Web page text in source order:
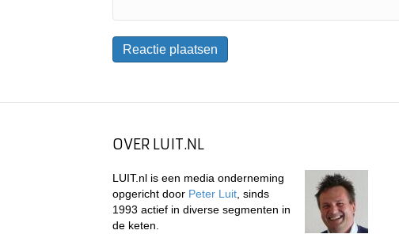
OVER LUIT.NL
LUIT.nl is een media onderneming
opgericht door Peter Luit, sinds
1993 actief in diverse segmenten in
de keten.